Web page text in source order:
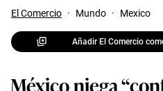
El Comercio · Mundo · Mexico
Añadir El Comercio
México niega